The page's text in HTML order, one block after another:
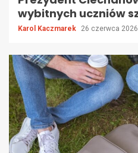
wybitnych uczniów
Karol Kaczmarek 26 czerwca 2026